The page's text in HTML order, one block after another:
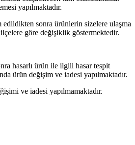
yapılmaktadır.
sonra ürünlerin sizelere ulaşma
göre değişiklik göstermektedir.
hasarlı ürün ile ilgili hasar tespit
ürün değişim ve iadesi yapılmaktadır.
ve iadesi yapılmamaktadır.